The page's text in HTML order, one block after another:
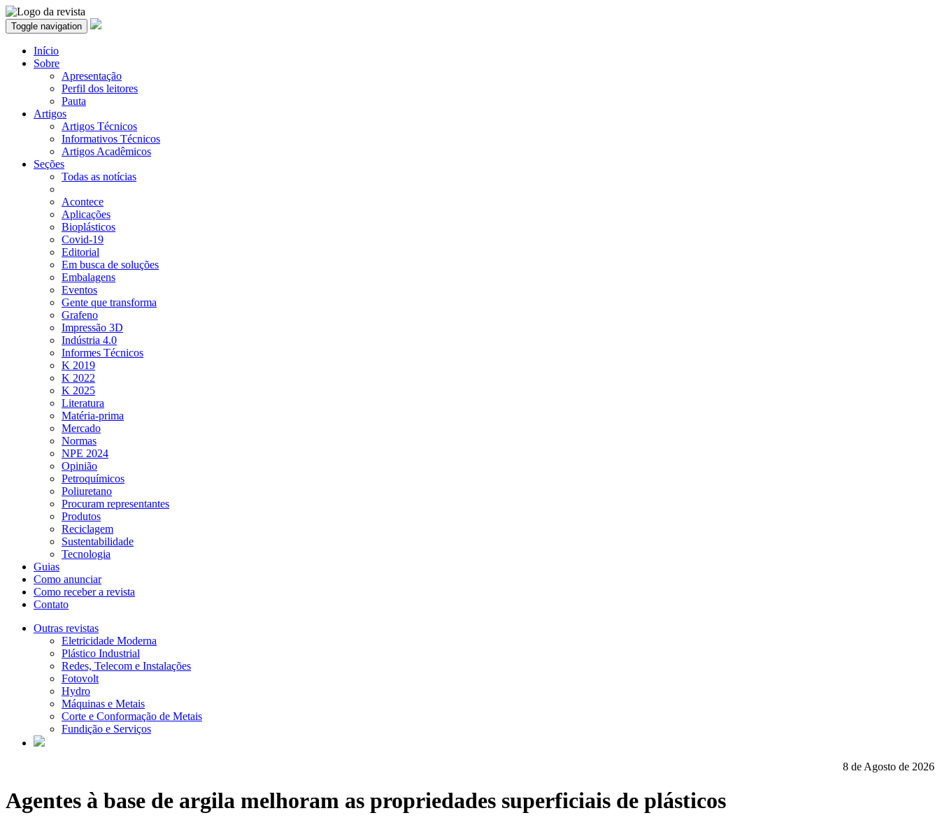
Toggle navigation
Início
Sobre
Apresentação
Perfil dos leitores
Pauta
Artigos
Artigos Técnicos
Informativos Técnicos
Artigos Acadêmicos
Seções
Todas as notícias
Acontece
Aplicações
Bioplásticos
Covid-19
Editorial
Em busca de soluções
Embalagens
Eventos
Gente que transforma
Grafeno
Impressão 3D
Indústria 4.0
Informes Técnicos
K 2019
K 2022
K 2025
Literatura
Matéria-prima
Mercado
Normas
NPE 2024
Opinião
Petroquímicos
Poliuretano
Procuram representantes
Produtos
Reciclagem
Sustentabilidade
Tecnologia
Guias
Como anunciar
Como receber a revista
Contato
Outras revistas
Eletricidade Moderna
Plástico Industrial
Redes, Telecom e Instalações
Fotovolt
Hydro
Máquinas e Metais
Corte e Conformação de Metais
Fundição e Serviços
8 de Agosto de 2026
Agentes à base de argila melhoram as propriedades superficiais de plásticos